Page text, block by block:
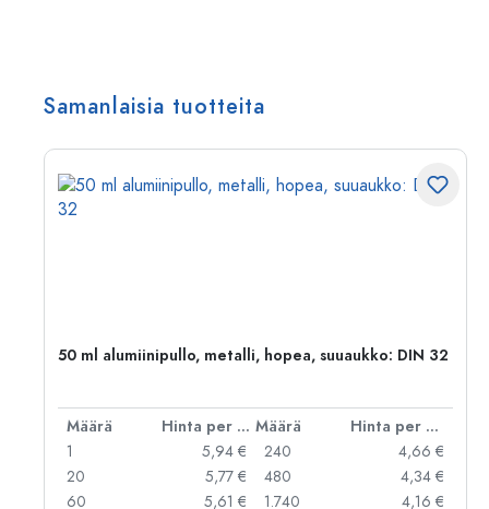
Samanlaisia tuotteita
50 ml alumiinipullo, metalli, hopea, suuaukko: DIN 32
Määrä Hinta per kpl Määrä
Hinta per kpl
1
5,94 €
20
5,77 €
60
5,61 €
240
4,66 €
480
4,34 €
1.740
4,16 €